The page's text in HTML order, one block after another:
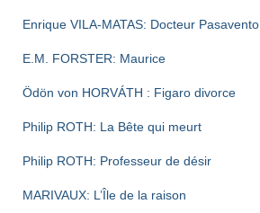
Enrique VILA-MATAS: Docteur Pasavento
E.M. FORSTER: Maurice
Ödön von HORVÁTH : Figaro divorce
Philip ROTH: La Bête qui meurt
Philip ROTH: Professeur de désir
MARIVAUX: L’Île de la raison